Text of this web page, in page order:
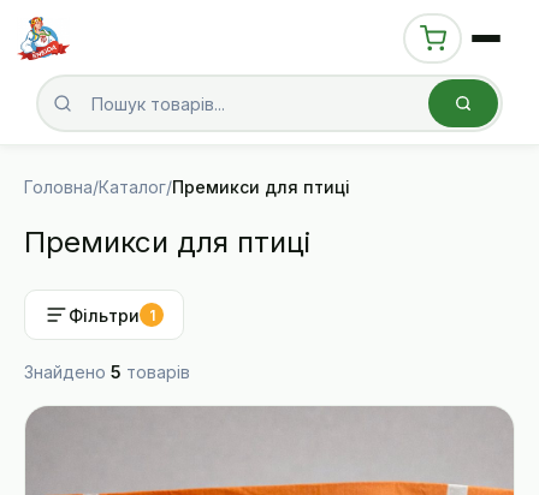
Головна/Каталог/Премикси для птиці
Премикси для птиці
Фільтри 1
Знайдено 5 товарів